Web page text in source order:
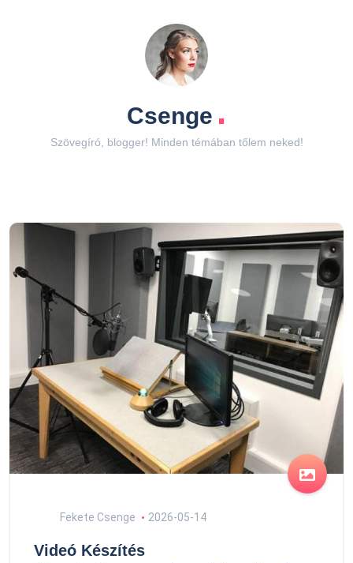
Csenge .
Szövegíró, blogger! Minden témában tőlem neked!
Fekete Csenge 2026-05-14
Videó Készítés